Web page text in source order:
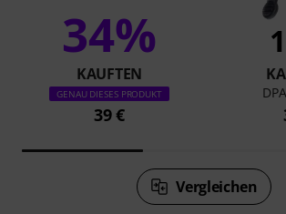
34%
KAUFTEN
GENAU DIESES PRODUKT
39 €
Vergleichen